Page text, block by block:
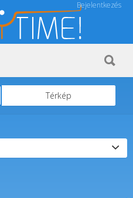
Bejelentkezés
Térkép